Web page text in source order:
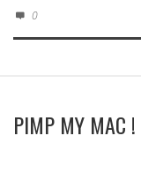
0
PIMP MY MAC !